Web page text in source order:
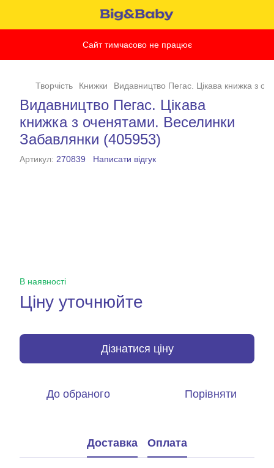
Сайт тимчасово не працює
Творчість Книжки Видавництво Пегас. Цікава книжка з
Видавництво Пегас. Цікава
книжка з оченятами. Веселинки
Забавлянки (405953)
Артикул: 270839 Написати відгук
В наявності
Ціну уточнюйте
Дізнатися ціну
До обраного Порівняти
Доставка Оплата